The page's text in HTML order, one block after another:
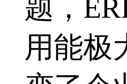
题，
用能极